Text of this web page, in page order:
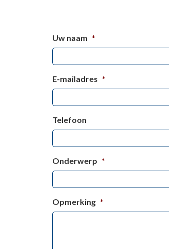
Uw naam *
E-mailadres *
Telefoon
Onderwerp *
Opmerking *